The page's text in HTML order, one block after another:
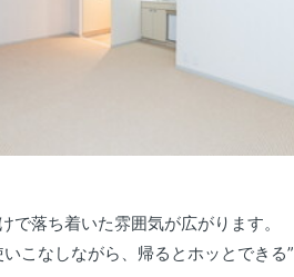
落ち着いた雰囲気が広がります。
こなしながら、帰るとホッとできる”